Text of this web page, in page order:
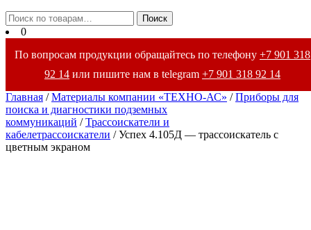
Закрыть
меню
Искать: Поиск
0
По вопросам продукции обращайтесь по телефону +7 901 318
92 14 или пишите нам в telegram +7 901 318 92 14
Главная /Материалы компании «ТЕХНО-АС» /Приборы для
поиска и диагностики подземных
коммуникаций /Трассоискатели и
кабелетрассоискатели / Успех 4.105Д — трассоискатель с
цветным экраном